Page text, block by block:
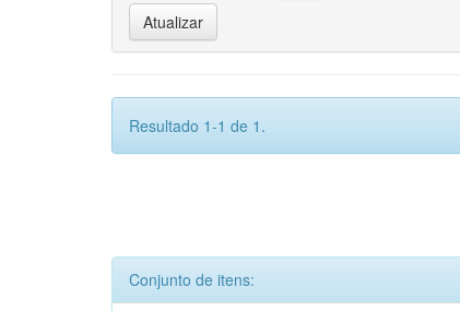
Resultado 1-1 de 1.
Conjunto de itens: